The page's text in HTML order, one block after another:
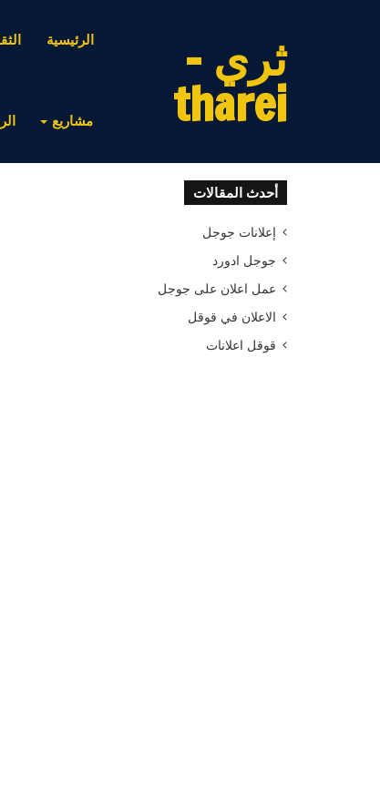
ثري -
tharei
الرئيسية
مشاريع
أحدث المقالات
إعلانات جوجل
جوجل ادورد
عمل اعلان على جوجل
الاعلان في قوقل
قوقل اعلانات